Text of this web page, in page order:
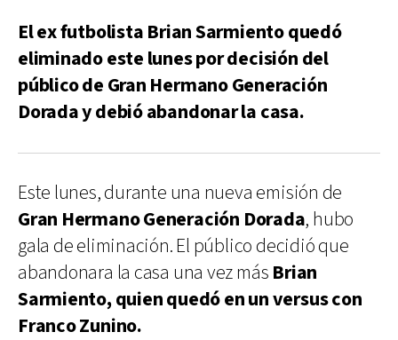
El ex futbolista Brian Sarmiento quedó
eliminado este lunes por decisión del
público de Gran Hermano Generación
Dorada y debió abandonar la casa.
Este lunes, durante una nueva emisión de
Gran Hermano Generación Dorada, hubo
gala de eliminación. El público decidió que
abandonara la casa una vez más Brian
Sarmiento, quien quedó en un versus con
Franco Zunino.